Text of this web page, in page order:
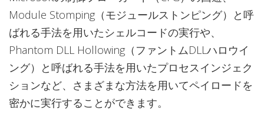
Module Stomping（モジュールストンピング）と呼
ばれる手法を用いたシェルコードの実行や、
Phantom DLL Hollowing（ファントムDLLハロウイ
ング）と呼ばれる手法を用いたプロセスインジェク
ションなど、さまざまな方法を用いてペイロードを
密かに実行することができます。